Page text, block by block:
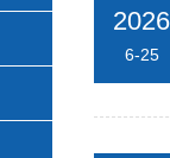
2026
6-25